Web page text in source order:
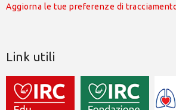
Aggiorna le tue preferenze di
Link utili